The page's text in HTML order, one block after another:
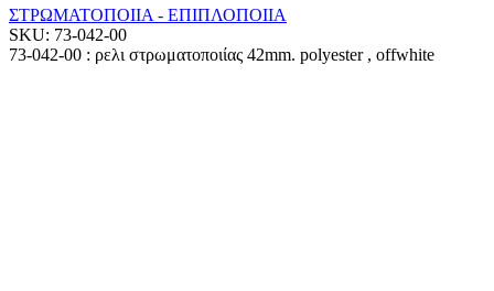
ΣΤΡΩΜΑΤΟΠΟΙΙΑ - ΕΠΙΠΛΟΠΟΙΙΑ
SKU: 73-042-00
73-042-00 : ρελι στρωματοποιίας 42mm. polyester , offwhite